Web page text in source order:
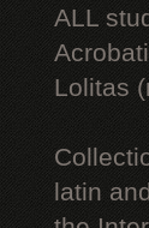
ALL
Lоlitаs
latin